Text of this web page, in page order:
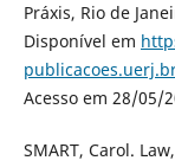
Práxis, Rio de
Disponível em
Acesso em 28/05/
SMART, Carol.